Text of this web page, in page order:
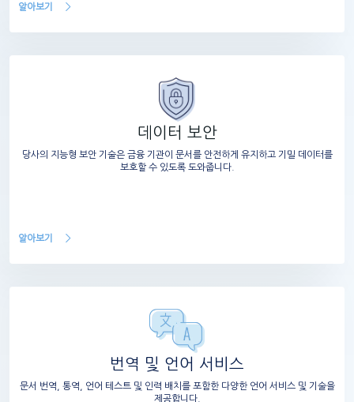
알아보기
데이터 보안
당사의 지능형 보안 기술은 금융 기관이 문서를 안전하게 유지하고 기밀 데이터를
보호할 수 있도록 도와줍니다.
알아보기
번역 및 언어 서비스
문서 번역, 통역, 언어 테스트 및 인력 배치를 포함한 다양한 언어 서비스 및 기술을
제공합니다.